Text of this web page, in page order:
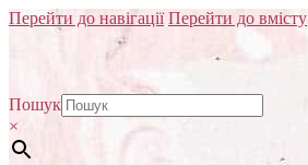
Перейти до навігації Перейти до вмісту
Пошук
×